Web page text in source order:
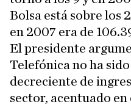
Bolsa está sobre los
en 2007 era de
El presidente
Telefónica no ha
decreciente de
sector, acentuado en